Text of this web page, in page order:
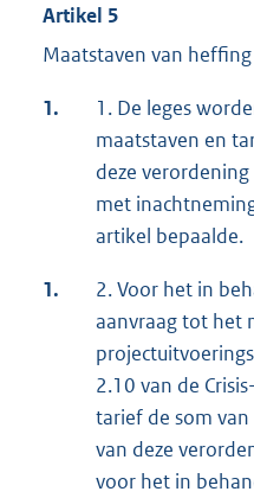
Artikel 5
Maatstaven van
1.
1. De leges
maatstaven en
deze
met
artikel bepaalde.
1.
2. Voor het in
aanvraag tot het
2.10 van de
tarief de som
van deze
voor het in